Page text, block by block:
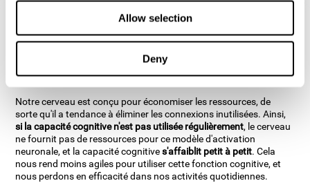
Allow selection
Deny
Connexions neuronales CogniFit
Que se passe-t-il si je n'entraîne pas
mes capacités cognitives ?
Notre cerveau est conçu pour économiser les ressources, de
sorte qu'il a tendance à éliminer les connexions inutilisées. Ainsi,
si la capacité cognitive n'est pas utilisée régulièrement, le cerveau
ne fournit pas de ressources pour ce modèle d'activation
neuronale, et la capacité cognitives'affaiblit petit à petit. Cela
nous rend moins agiles pour utiliser cette fonction cognitive, et
nous perdons en efficacité dans nos activités quotidiennes.